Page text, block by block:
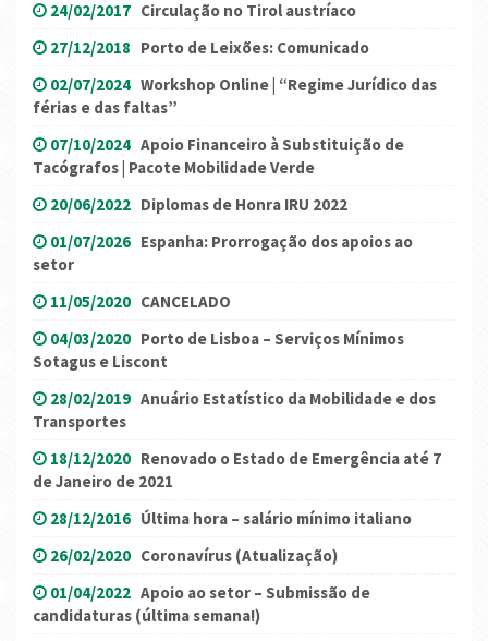
24/02/2017 Circulação no Tirol austríaco
27/12/2018 Porto de Leixões: Comunicado
02/07/2024 Workshop Online | “Regime Jurídico das
férias e das faltas”
07/10/2024 Apoio Financeiro à Substituição de
Tacógrafos | Pacote Mobilidade Verde
20/06/2022 Diplomas de Honra IRU 2022
01/07/2026 Espanha: Prorrogação dos apoios ao
setor
11/05/2020 CANCELADO
04/03/2020 Porto de Lisboa – Serviços Mínimos
Sotagus e Liscont
28/02/2019 Anuário Estatístico da Mobilidade e dos
Transportes
18/12/2020 Renovado o Estado de Emergência até 7
de Janeiro de 2021
28/12/2016 Última hora – salário mínimo italiano
26/02/2020 Coronavírus (Atualização)
01/04/2022 Apoio ao setor – Submissão de
candidaturas (última semana!)